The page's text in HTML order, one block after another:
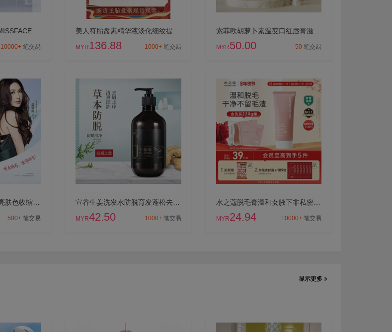
拍3件!【线下专柜】MISSFACE补水滋润保湿面膜眼霜精华自选套装
10000+ 笔交易 MYR 136.88 1000+笔交易 MYR50.00 50 笔交易
血橙面膜补水保湿提亮肤色收缩毛孔紧致学生男女
500+ 笔交易 MYR42.50 1000+笔交易
水之蔻脱毛膏温和女腋下非私密处全身不永久去腋毛男女士学生专用
MYR24.94 10000+ 笔交易
显示更多